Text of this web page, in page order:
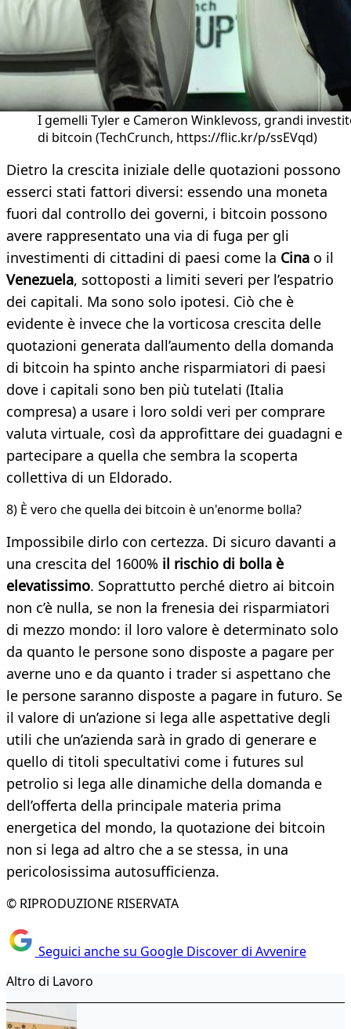
I gemelli Tyler e Cameron Winklevoss, grandi
di bitcoin (TechCrunch, https://flic.kr/p/ssEVqd)
Dietro la crescita iniziale delle quotazioni possono
esserci stati fattori diversi: essendo una moneta
fuori dal controllo dei governi, i bitcoin possono
avere rappresentato una via di fuga per gli
investimenti di cittadini di paesi come la Cina o il
Venezuela, sottoposti a limiti severi per l’espatrio
dei capitali. Ma sono solo ipotesi. Ciò che è
evidente è invece che la vorticosa crescita delle
quotazioni generata dall’aumento della domanda
di bitcoin ha spinto anche risparmiatori di paesi
dove i capitali sono ben più tutelati (Italia
compresa) a usare i loro soldi veri per comprare
valuta virtuale, così da approfittare dei guadagni e
partecipare a quella che sembra la scoperta
collettiva di un Eldorado.
8) È vero che quella dei bitcoin è un'enorme bolla?
Impossibile dirlo con certezza. Di sicuro davanti a
una crescita del 1600% il rischio di bolla è
elevatissimo. Soprattutto perché dietro ai bitcoin
non c’è nulla, se non la frenesia dei risparmiatori
di mezzo mondo: il loro valore è determinato solo
da quanto le persone sono disposte a pagare per
averne uno e da quanto i trader si aspettano che
le persone saranno disposte a pagare in futuro. Se
il valore di un’azione si lega alle aspettative degli
utili che un’azienda sarà in grado di generare e
quello di titoli specultativi come i futures sul
petrolio si lega alle dinamiche della domanda e
dell’offerta della principale materia prima
energetica del mondo, la quotazione dei bitcoin
non si lega ad altro che a se stessa, in una
pericolosissima autosufficienza.
© RIPRODUZIONE RISERVATA
Seguici anche su Google Discover di Avvenire
Altro di Lavoro